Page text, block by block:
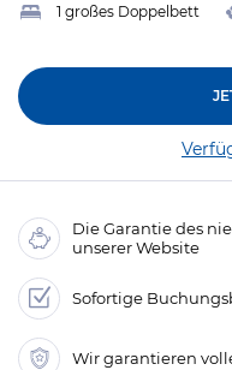
1 großes Doppelbett
Die Garantie des
unserer Website
Sofortige
Wir garantieren